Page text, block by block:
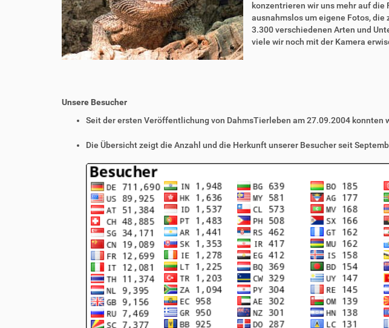
konzentrieren wir uns mehr auf
ausnahmslos um eigene Fotos, die
3.300 verschiedenen Arten und
viele wir noch mit der Kamera
Unsere Besucher
Seit der ersten Veröffentlichung von DahmsTierleben am 27.09.2004 konnten
Die Übersicht zeigt die Anzahl und die Herkunft unserer Besucher seit